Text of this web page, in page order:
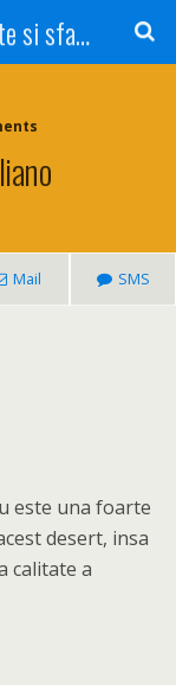
Restaurant si Mancare Retete si sfaturi Picant bun si rapid
Mail SMS
este una foarte
desert, insa
calitate a